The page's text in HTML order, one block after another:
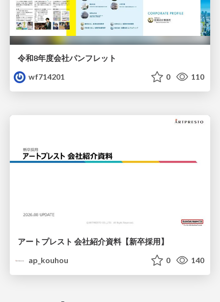
令和8年度会社パンフレット
wf714201
0 110
アートプレスト 会社紹介資料【新卒採用】
ap_kouhou
0 140